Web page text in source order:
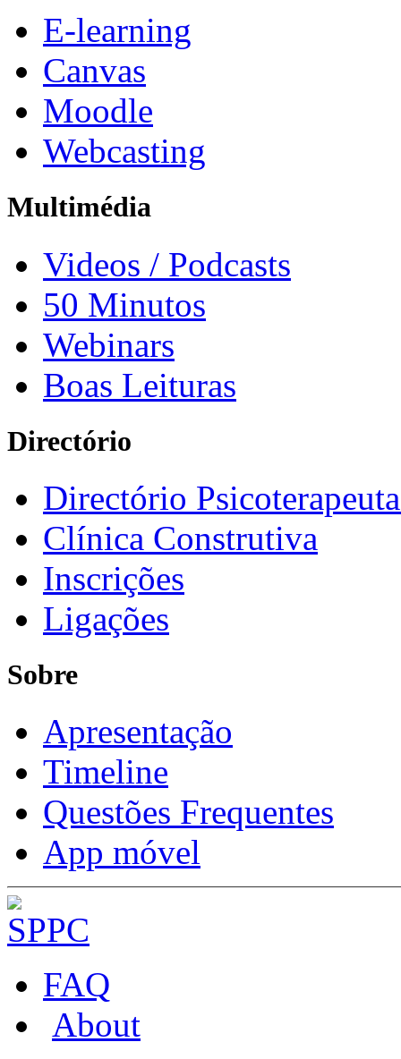
E-learning
Canvas
Moodle
Webcasting
Multimédia
Videos / Podcasts
50 Minutos
Webinars
Boas Leituras
Directório
Directório
Clínica Construtiva
Inscrições
Ligações
Sobre
Apresentação
Timeline
Questões Frequentes
App móvel
FAQ
About